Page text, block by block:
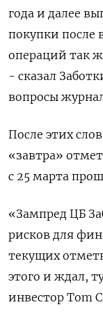
года и далее
покупки после
операций так
- сказал
вопросы
После этих
«завтра»
с 25 марта
«Зампред ЦБ
рисков для
текущих
этого и ждал,
инвестор Tom